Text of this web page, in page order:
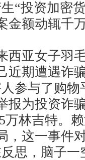
“投资加密
金额动辄千
亚女子羽
近期遭遇诈
参与了购物
报为投资诈
万林吉特。
，这一事件
思，脑子